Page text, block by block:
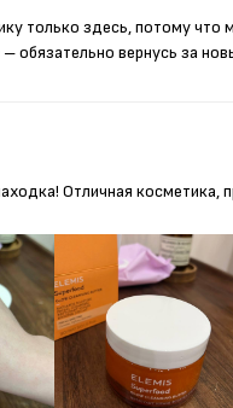
только здесь, потому что
обязательно вернусь за
Отличная